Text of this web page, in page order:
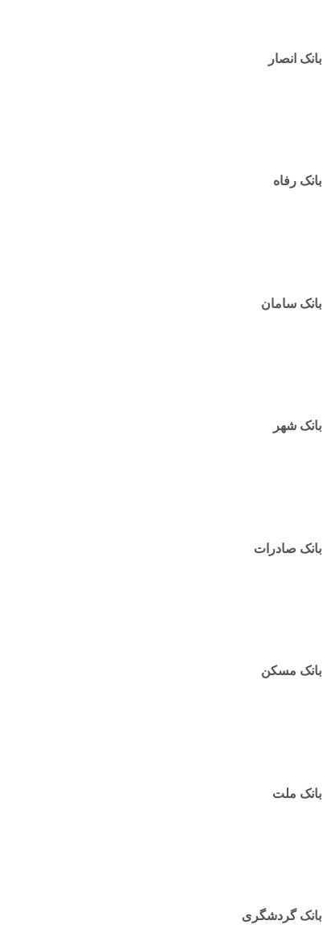
بانک انصار
بانک رفاه
بانک سامان
بانک شهر
بانک صادرات
بانک مسکن
بانک ملت
بانک گردشگری